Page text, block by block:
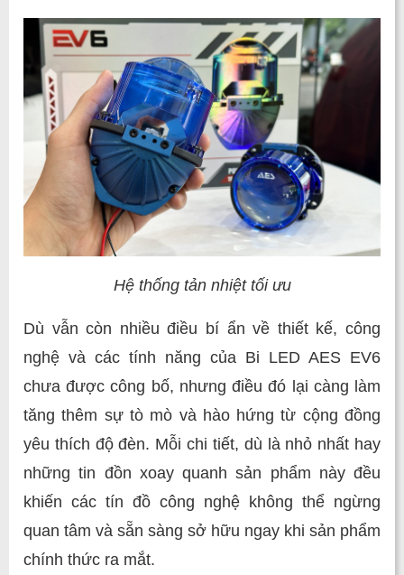
Hệ thống tản nhiệt tối ưu
Dù vẫn còn nhiều điều bí ẩn về thiết kế, công
nghệ và các tính năng của Bi LED AES EV6
chưa được công bố, nhưng điều đó lại càng làm
tăng thêm sự tò mò và hào hứng từ cộng đồng
yêu thích độ đèn. Mỗi chi tiết, dù là nhỏ nhất hay
những tin đồn xoay quanh sản phẩm này đều
khiến các tín đồ công nghệ không thể ngừng
quan tâm và sẵn sàng sở hữu ngay khi sản phẩm
chính thức ra mắt.